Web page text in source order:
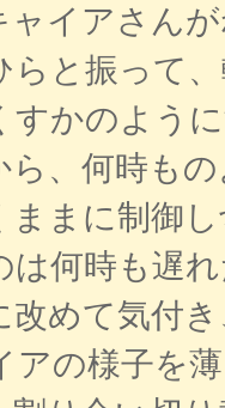
アさんが
と振って
すかのよう
、何時も
ままに制御
は何時も遅
めて気付
アの様子を